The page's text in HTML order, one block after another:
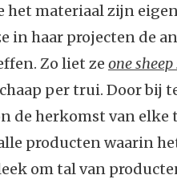
het materiaal zijn
in haar projecten de
Zo liet ze one
per trui. Door bij
de herkomst van elke
producten waarin
om tal van